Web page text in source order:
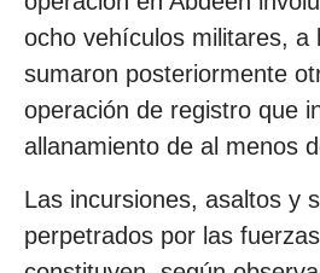
ocho vehículos militares, a
sumaron posteriormente
operación de registro que
allanamiento de al menos
Las incursiones, asaltos y
perpetrados por las